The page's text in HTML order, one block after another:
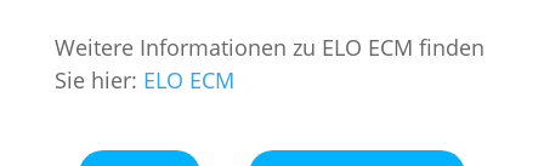
Weitere Informationen zu ELO ECM finden
Sie hier: ELO ECM